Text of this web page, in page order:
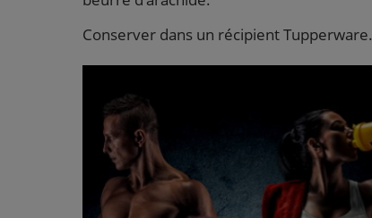
Conserver dans un récipient Tupperware.